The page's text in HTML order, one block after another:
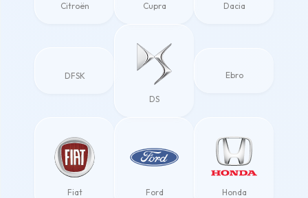
Citroën Cupra Dacia
DFSK
DS
Ebro
Fiat Ford Honda